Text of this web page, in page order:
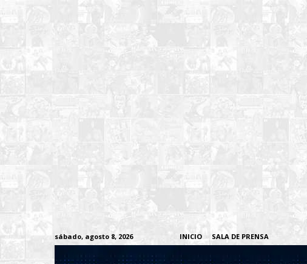
sábado, agosto 8, 2026 INICIO SALA DE PRENSA